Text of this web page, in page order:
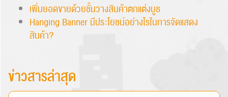
เพิ่มยอดขายด้วยชั้นวางสินค้าตกแต่งบูธ
Hanging Banner มีประโยชน์อย่างไรในการจัดแสดง
สินค้า?
ข่าวสารล่าสุด